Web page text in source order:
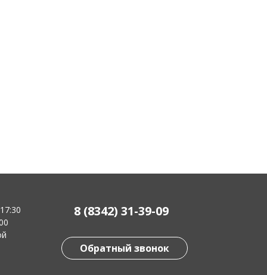
8 (8342) 31-39-09
Обратный звонок